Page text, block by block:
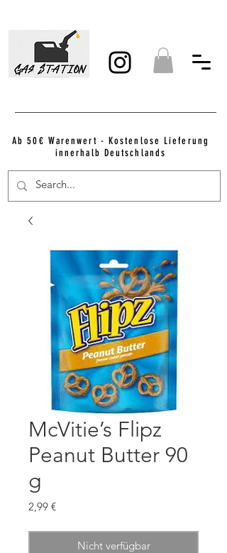
Ab 50€ Warenwert - Kostenlose Lieferung
innerhalb Deutschlands
McVitie’s Flipz
Peanut Butter 90
g
2,99 €Preis
Nicht verfügbar